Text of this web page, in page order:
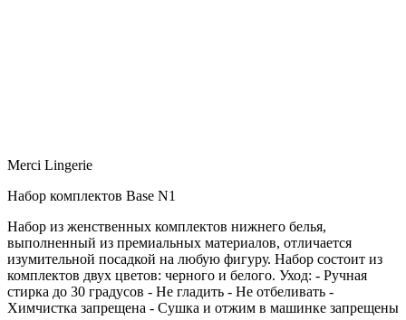
Merci Lingerie
Набор комплектов Base N1
Набор из женственных комплектов нижнего белья,
выполненный из премиальных материалов, отличается
изумительной посадкой на любую фигуру. Набор состоит из
комплектов двух цветов: черного и белого. Уход: - Ручная
стирка до 30 градусов - Не гладить - Не отбеливать -
Химчистка запрещена - Сушка и отжим в машинке запрещены